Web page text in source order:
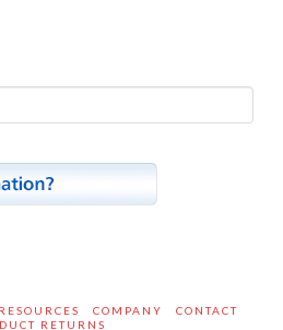
RESOURCES COMPANY
CONTACT
RETURNS